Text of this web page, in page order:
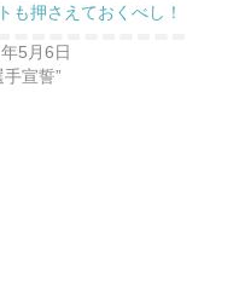
も押さえておくべし！
5月6日
手宣誓”